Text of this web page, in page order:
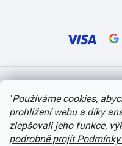
"Používáme cookies,
prohlížení webu a díky
zlepšovali jeho funkce,
podrobně projít
Copyright 2026 itvlaky.cz .